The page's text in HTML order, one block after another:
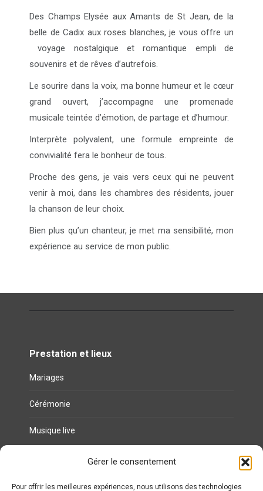
Gérer le consentement
Pour offrir les meilleures expériences, nous utilisons des technologies
Des Champs Elysée aux Amants de St Jean, de la
belle de Cadix aux roses blanches, je vous offre un
voyage nostalgique et romantique empli de
souvenirs et de rêves d’autrefois.
Le sourire dans la voix, ma bonne humeur et le cœur
grand ouvert, j’accompagne une promenade
musicale teintée d’émotion, de partage et d’humour.
Interprète polyvalent, une formule empreinte de
convivialité fera le bonheur de tous.
Proche des gens, je vais vers ceux qui ne peuvent
venir à moi, dans les chambres des résidents, jouer
la chanson de leur choix.
Bien plus qu’un chanteur, je met ma sensibilité, mon
expérience au service de mon public.
Prestation et lieux
Mariages
Cérémonie
Musique live
Politique de cookies (UE)